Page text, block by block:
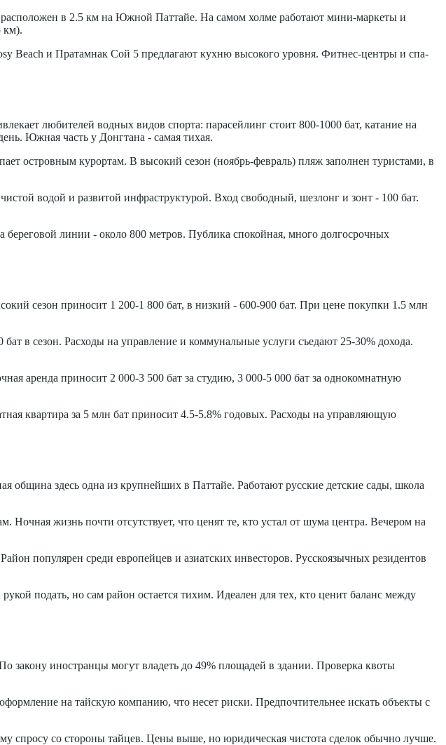
в 2.5 км на Южной Паттайе. На самом холме работают мини-маркеты и
км).
Beach и Пратамнак Сой 5 предлагают кухню высокого уровня. Фитнес-центры и спа-
любителей водных видов спорта: парасейлинг стоит 800-1000 бат, катание на
Южная часть у Донгтана - самая тихая.
островным курортам. В высокий сезон (ноябрь-февраль) пляж заполнен туристами, в
водой и развитой инфраструктурой. Вход свободный, шезлонг и зонт - 100 бат.
линии - около 800 метров. Публика спокойная, много долгосрочных
сезон приносит 1 200-1 800 бат, в низкий - 600-900 бат. При цене покупки 1.5 млн
в сезон. Расходы на управление и коммунальные услуги съедают 25-30% дохода.
аренда приносит 2 000-3 500 бат за студию, 3 000-5 000 бат за однокомнатную
квартира за 5 млн бат приносит 4.5-5.8% годовых. Расходы на управляющую
община здесь одна из крупнейших в Паттайе. Работают русские детские сады, школа
Ночная жизнь почти отсутствует, что ценят те, кто устал от шума центра. Вечером на
популярен среди европейцев и азиатских инвесторов. Русскоязычных резидентов
подать, но сам район остается тихим. Идеален для тех, кто ценит баланс между
закону иностранцы могут владеть до 49% площадей в здании. Проверка квоты
на тайскую компанию, что несет риски. Предпочтительнее искать объекты с
спросу со стороны тайцев. Цены выше, но юридическая чистота сделок обычно лучше.